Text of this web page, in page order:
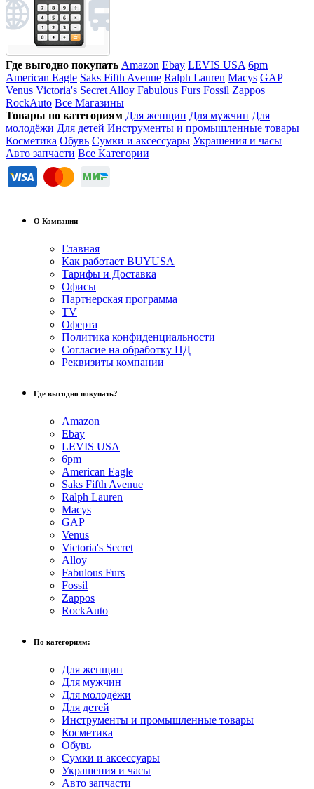
Где выгодно покупать Amazon Ebay LEVIS USA 6pm
American Eagle Saks Fifth Avenue Ralph Lauren Macys GAP
Venus Victoria's Secret Alloy Fabulous Furs Fossil Zappos
RockAuto Все Магазины
Товары по категориям Для женщин Для мужчин Для
молодёжи Для детей Инструменты и промышленные товары
Косметика Обувь Сумки и аксессуары Украшения и часы
Авто запчасти Все Категории
О Компании
Главная
Как работает BUYUSA
Тарифы и Доставка
Офисы
Партнерская программа
TV
Оферта
Политика конфиденциальности
Согласие на обработку ПД
Реквизиты компании
Где выгодно покупать?
Amazon
Ebay
LEVIS USA
6pm
American Eagle
Saks Fifth Avenue
Ralph Lauren
Macys
GAP
Venus
Victoria's Secret
Alloy
Fabulous Furs
Fossil
Zappos
RockAuto
По категориям:
Для женщин
Для мужчин
Для молодёжи
Для детей
Инструменты и промышленные товары
Косметика
Обувь
Сумки и аксессуары
Украшения и часы
Авто запчасти